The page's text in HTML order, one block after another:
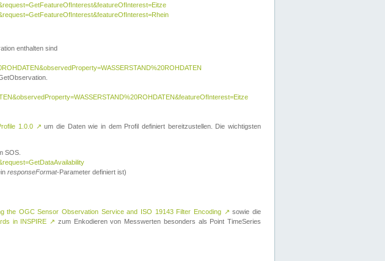
enthalten sind
1.0.0 ↗ um die Daten wie in dem Profil definiert bereitzustellen. Die wichtigsten
SOS.
responseFormat-Parameter definiert ist)
the OGC Sensor Observation Service and ISO 19143 Filter Encoding ↗ sowie die
in INSPIRE ↗ zum Enkodieren von Messwerten besonders als Point TimeSeries